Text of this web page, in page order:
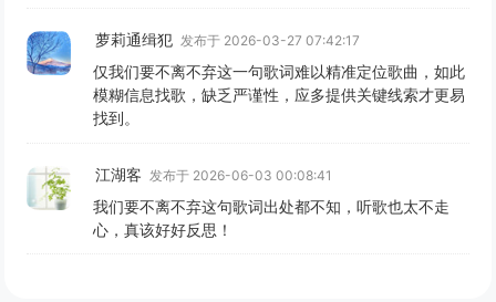
萝莉通缉犯 发布于 2026-03-27 07:42:17
仅我们要不离不弃这一句歌词难以精准定位歌曲，如此
模糊信息找歌，缺乏严谨性，应多提供关键线索才更易
找到。
江湖客 发布于 2026-06-03 00:08:41
我们要不离不弃这句歌词出处都不知，听歌也太不走
心，真该好好反思！